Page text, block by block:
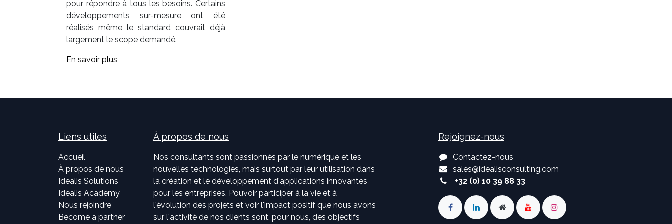
pour répondre à tous les besoins. Certains
développements sur-mesure ont été
réalisés même le standard couvrait déjà
largement le scope demandé.
En savoir plus
Liens utiles
Accueil
À propos de nous
Idealis Solutions
Idealis Academy
Nous rejoindre
Become a partner
À propos de nous
Nos consultants sont passionnés par le numérique et les
nouvelles technologies, mais surtout par leur utilisation dans
la création et le développement d'applications innovantes
pour les entreprises. Pouvoir participer à la vie et à
l'évolution des projets et voir l'impact positif que nous avons
sur l'activité de nos clients sont, pour nous, des objectifs
Rejoignez-nous
Contactez-nous
sales@idealisconsulting.com
+32 (0) 10 39 88 33